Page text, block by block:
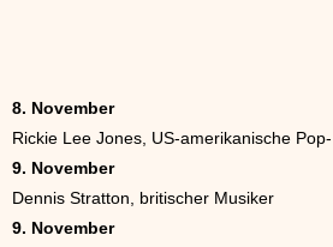
8. November
Rickie Lee Jones, US-amerikanische
9. November
Dennis Stratton, britischer Musiker
9. November